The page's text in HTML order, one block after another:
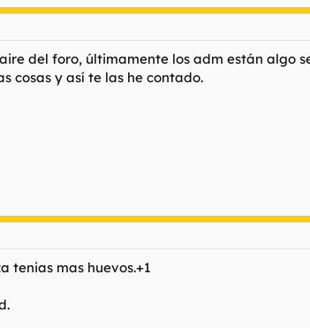
del foro, últimamente los adm están algo
cosas y así te las he contado.
tenias mas huevos.+1